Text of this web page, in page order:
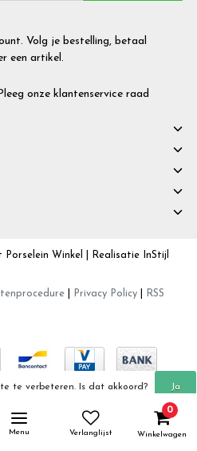
Volg je bestelling, betaal
een artikel.
onze klantenservice raad
Winkel | Realisatie InStijl
Privacy Policy
RSS
Menu Verlanglijst
0
Winkelwagen
te verbeteren. Is dat akkoord? Ja
Meer over cookies »